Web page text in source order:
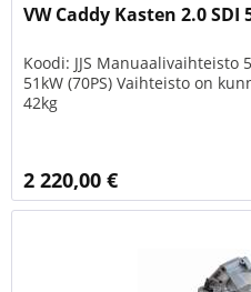
VW Caddy Kasten 2.0
Koodi: JJS Manuaalivaihteisto
51kW (70PS) Vaihteisto on
42kg
2 220,00 €